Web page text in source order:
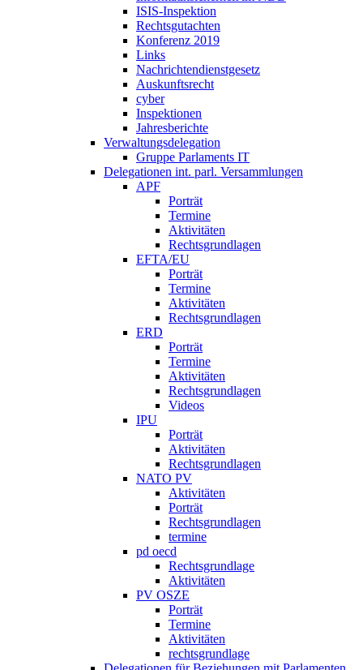
ISIS-Inspektion
Rechtsgutachten
Konferenz 2019
Links
Nachrichtendienstgesetz
Auskunftsrecht
cyber
Inspektionen
Jahresberichte
Verwaltungsdelegation
Gruppe Parlaments IT
Delegationen int. parl. Versammlungen
APF
Porträt
Termine
Aktivitäten
Rechtsgrundlagen
EFTA/EU
Porträt
Termine
Aktivitäten
Rechtsgrundlagen
ERD
Porträt
Termine
Aktivitäten
Rechtsgrundlagen
Videos
IPU
Porträt
Aktivitäten
Rechtsgrundlagen
NATO PV
Aktivitäten
Porträt
Rechtsgrundlagen
termine
pd oecd
Rechtsgrundlage
Aktivitäten
PV OSZE
Porträt
Termine
Aktivitäten
rechtsgrundlage